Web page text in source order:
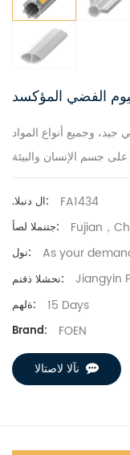
الفضي المؤكسد
جيد، وجميع أنواع المواد
.ال دنبلا: FA1434
جتنملا لصأ: Fujian，
نول: As your
نحشلا ذفنم: Jiangyin
ةلهم: 15 Days
Brand: FOEN
نآلا لاصتالا